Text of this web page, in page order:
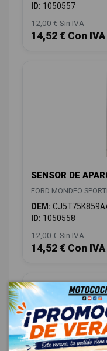
ID: 1050557
12,00 € Sin IVA
14,52 € Con IVA
SENSOR DE
FORD MONDEO
OEM:
ID: 1050558
12,00 € Sin IVA
14,52 € Con IVA